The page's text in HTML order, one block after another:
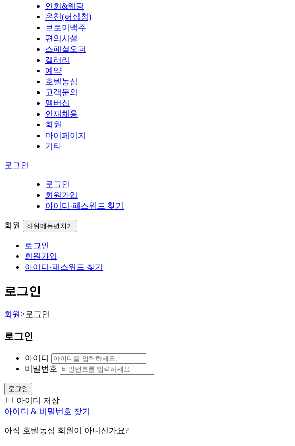
연회&웨딩
온천(허심청)
브로이맥주
편의시설
스페셜오퍼
갤러리
예약
호텔농심
고객문의
멤버십
인재채용
회원
마이페이지
기타
로그인
로그인
회원가입
아이디·패스워드 찾기
회원 하위메뉴펼치기
로그인
회원가입
아이디·패스워드 찾기
로그인
회원>로그인
로그인
아이디
비밀번호
로그인
아이디 저장
아이디 & 비밀번호 찾기
아직 호텔농심 회원이 아니신가요?